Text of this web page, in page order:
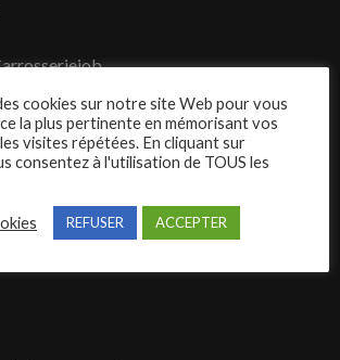
cookies sur notre site Web pour vous
la plus pertinente en mémorisant vos
visites répétées. En cliquant sur
consentez à l'utilisation de TOUS les
REFUSER ACCEPTER